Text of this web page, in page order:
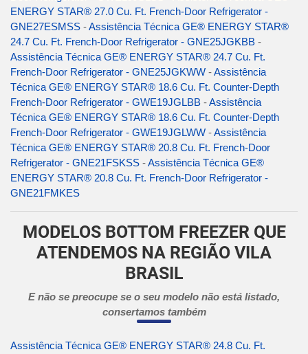
ENERGY STAR® 27.0 Cu. Ft. French-Door Refrigerator -
GNE27ESMSS -Assistência Técnica GE® ENERGY STAR®
24.7 Cu. Ft. French-Door Refrigerator - GNE25JGKBB -
Assistência Técnica GE® ENERGY STAR® 24.7 Cu. Ft.
French-Door Refrigerator - GNE25JGKWW -Assistência
Técnica GE® ENERGY STAR® 18.6 Cu. Ft. Counter-Depth
French-Door Refrigerator - GWE19JGLBB -Assistência
Técnica GE® ENERGY STAR® 18.6 Cu. Ft. Counter-Depth
French-Door Refrigerator - GWE19JGLWW -Assistência
Técnica GE® ENERGY STAR® 20.8 Cu. Ft. French-Door
Refrigerator - GNE21FSKSS -Assistência Técnica GE®
ENERGY STAR® 20.8 Cu. Ft. French-Door Refrigerator -
GNE21FMKES
MODELOS BOTTOM FREEZER QUE
ATENDEMOS NA REGIÃO VILA
BRASIL
E não se preocupe se o seu modelo não está listado,
consertamos também
Assistência Técnica GE® ENERGY STAR® 24.8 Cu. Ft.